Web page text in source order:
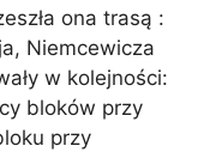
ona trasą :
Niemcewicza
w kolejności:
bloków przy
przy